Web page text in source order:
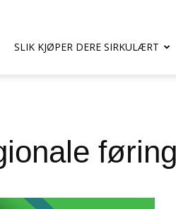
SLIK KJØPER DERE SIRKULÆRT